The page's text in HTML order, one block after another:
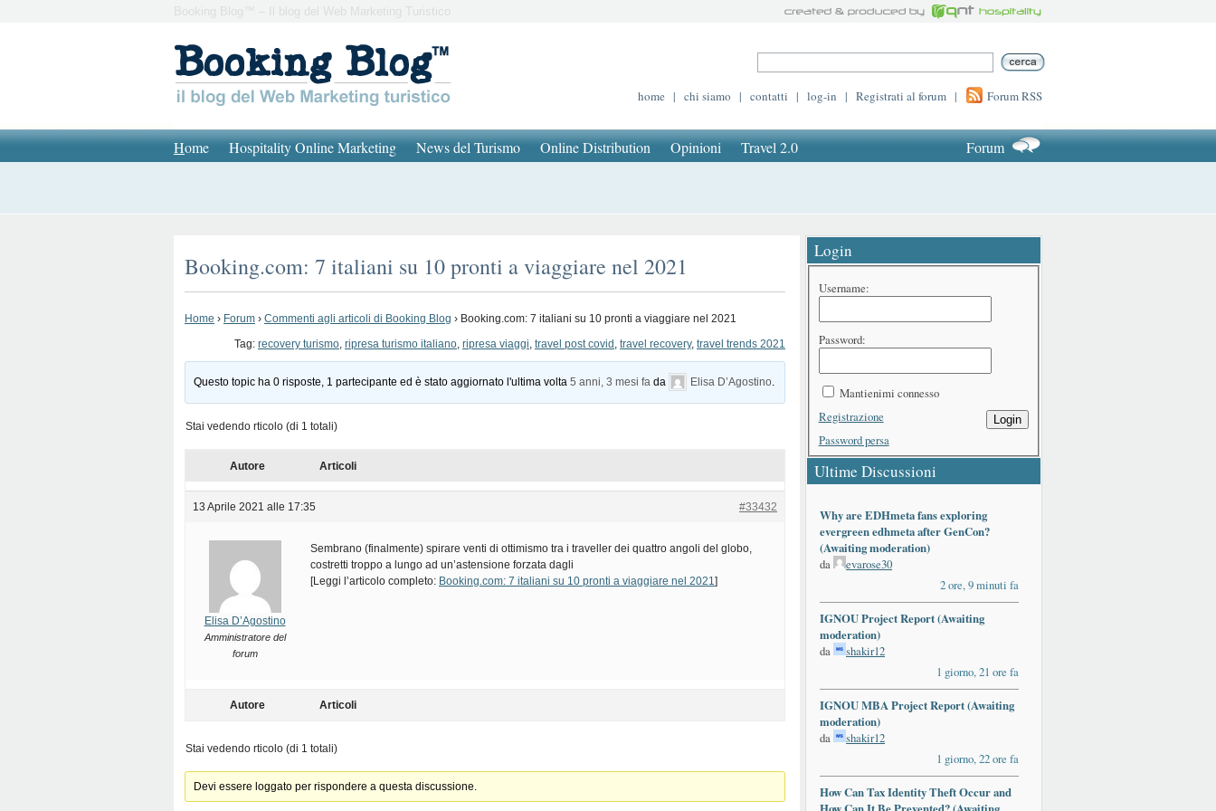
Booking Blog™ – Il blog del Web Marketing Turistico
home | chi siamo | contatti | log-in | Registrati al forum | Forum RSS
Home Hospitality Online Marketing News del Turismo Online Distribution Opinioni Travel 2.0 Forum
Booking.com: 7 italiani su 10 pronti a viaggiare nel 2021
Home › Forum › Commenti agli articoli di Booking Blog › Booking.com: 7 italiani su 10 pronti a viaggiare nel 2021
Tag: recovery turismo, ripresa turismo italiano, ripresa viaggi, travel post covid , travel recovery, travel trends 2021
Questo topic ha 0 risposte, 1 partecipante ed è stato aggiornato l'ultima volta5 anni, 3 mesi fa da Elisa D’Agostino
Stai vedendo rticolo (di 1 totali)
Autore Articoli
13 Aprile 2021 alle 17:35 #33432
Elisa D’Agostino
Amministratore del
forum
Sembrano (finalmente) spirare venti di ottimismo tra i traveller dei quattro angoli del globo,
costretti troppo a lungo ad un’astensione forzata dagli
[Leggi l’articolo completo: Booking.com: 7 italiani su 10 pronti a viaggiare nel 2021]
Autore Articoli
Stai vedendo rticolo (di 1 totali)
Devi essere loggato per rispondere a questa discussione.
Login
Username:
Password:
Mantienimi connesso
Login
Registrazione
Password persa
Ultime Discussioni
Why are EDHmeta fans exploring
evergreen edhmeta after GenCon?
(Awaiting moderation)
da
evarose30
2 ore, 9 minuti fa
IGNOU Project Report (Awaiting
moderation)
da
shakir12
1 giorno, 21 ore fa
IGNOU MBA Project Report (Awaiting
moderation)
da
shakir12
1 giorno, 22 ore fa
How Can Tax Identity Theft Occur and